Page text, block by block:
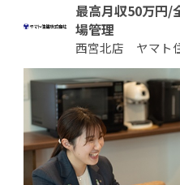
最高月収50万円/
場管理
西宮北店 ヤマト